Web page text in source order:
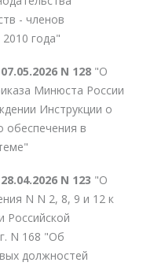
- членов
года"
N 128 "О
Минюста России
Инструкции о
обеспечения в
N 123 "О
N N 2, 8, 9 и 12 к
Российской
N 168 "Об
должностей